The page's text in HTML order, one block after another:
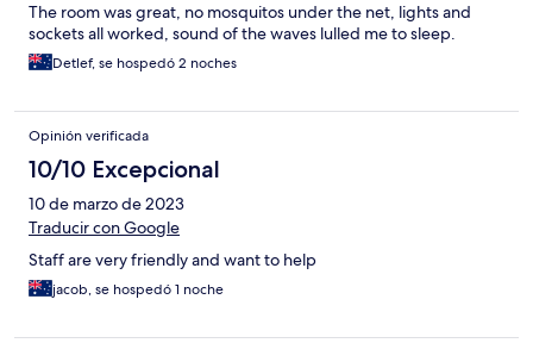
The room was great, no mosquitos under the net, lights and
sockets all worked, sound of the waves lulled me to sleep.
Detlef, se hospedó 2 noches
Opinión verificada
10/10 Excepcional
10 de marzo de 2023
Traducir con Google
Staff are very friendly and want to help
jacob, se hospedó 1 noche